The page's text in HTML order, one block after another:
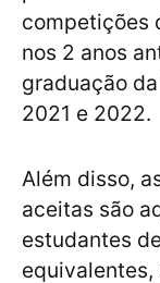
competições
nos 2 anos
graduação
2021 e 2022.
Além disso,
aceitas são
estudantes